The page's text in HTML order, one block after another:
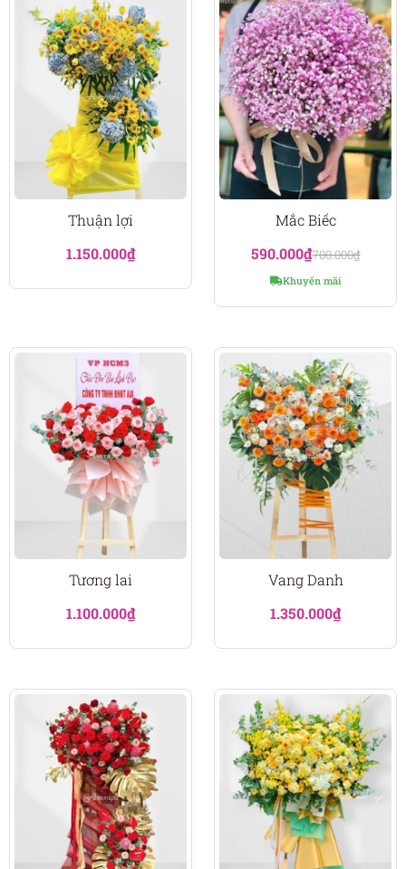
Thuận lợi
1.150.000₫
Mắc Biếc
590.000₫700.000₫
Khuyến mãi
Tương lai
1.100.000₫
Vang Danh
1.350.000₫